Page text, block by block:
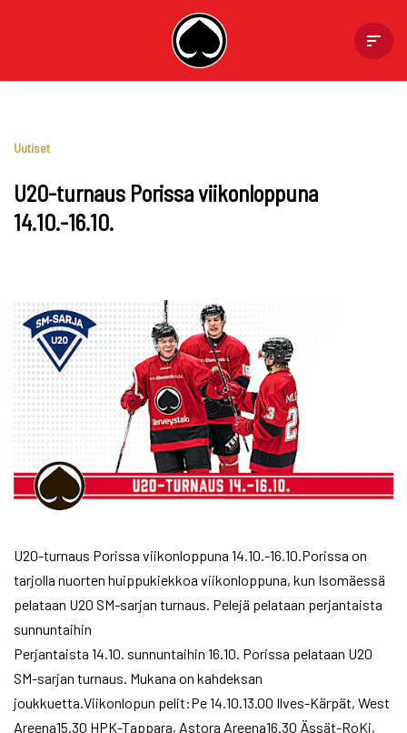
U20-turnaus Porissa viikonloppuna
14.10.-16.10.
Uutiset
U20-turnaus Porissa viikonloppuna 14.10.-16.10.Porissa on
tarjolla nuorten huippukiekkoa viikonloppuna, kun Isomäessä
pelataan U20 SM-sarjan turnaus. Pelejä pelataan perjantaista
sunnuntaihin
Perjantaista 14.10. sunnuntaihin 16.10. Porissa pelataan U20
SM-sarjan turnaus. Mukana on kahdeksan
joukkuetta.Viikonlopun pelit:Pe 14.10.13.00 Ilves-Kärpät, West
Areena15.30 HPK-Tappara, Astora Areena16.30 Ässät-RoKi,